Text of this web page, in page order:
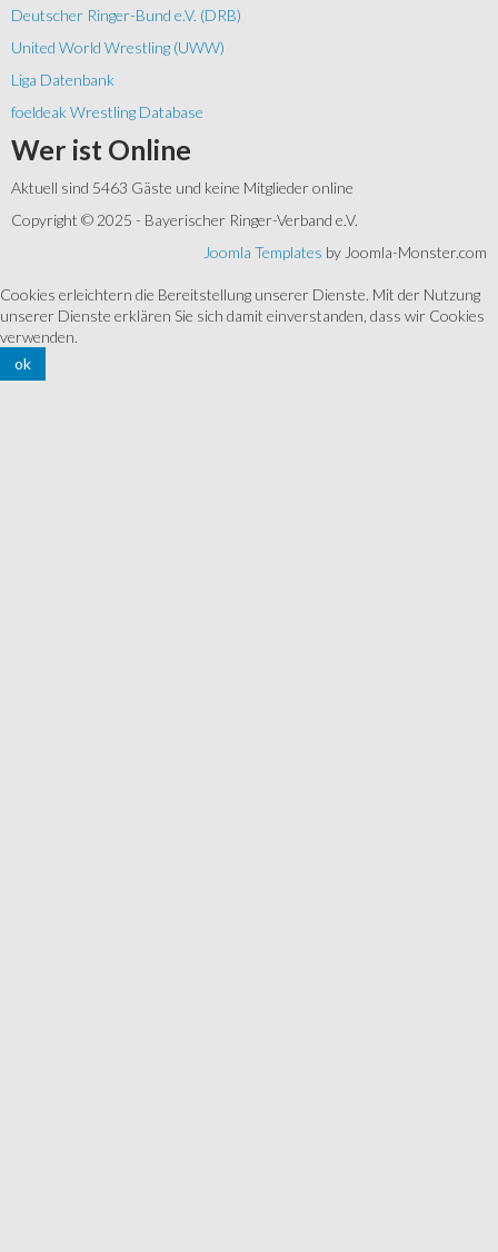
Deutscher Ringer-Bund e.V. (DRB)
United World Wrestling (UWW)
Liga Datenbank
foeldeak Wrestling Database
Wer ist Online
Aktuell sind 5463 Gäste und keine Mitglieder online
Copyright © 2025 - Bayerischer Ringer-Verband e.V.
Joomla Templates by Joomla-Monster.com
Cookies erleichtern die Bereitstellung unserer Dienste. Mit der Nutzung
unserer Dienste erklären Sie sich damit einverstanden, dass wir Cookies
verwenden.
ok